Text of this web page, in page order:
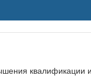
квалификации и